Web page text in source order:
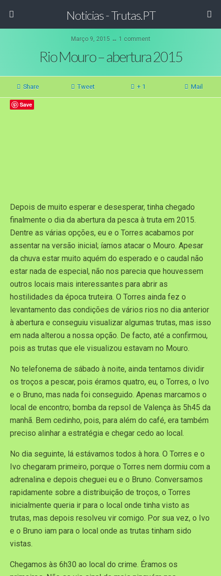
Noticias - Trutas.PT
Março 9, 2015 ↔ 1 comment
Rio Mouro – abertura 2015
Share Tweet + 1 Mail
Save
Depois de muito esperar e desesperar, tinha chegado
finalmente o dia da abertura da pesca à truta em 2015.
Dentre as várias opções, eu e o Torres acabamos por
assentar na versão inicial; íamos atacar o Mouro. Apesar
da chuva estar muito aquém do esperado e o caudal não
estar nada de especial, não nos parecia que houvessem
outros locais mais interessantes para abrir as
hostilidades da época truteira. O Torres ainda fez o
levantamento das condições de vários rios no dia anterior
à abertura e conseguiu visualizar algumas trutas, mas isso
em nada alterou a nossa opção. De facto, até a confirmou,
pois as trutas que ele visualizou estavam no Mouro.
No telefonema de sábado à noite, ainda tentamos dividir
os troços a pescar, pois éramos quatro, eu, o Torres, o Ivo
e o Bruno, mas nada foi conseguido. Apenas marcamos o
local de encontro; bomba da repsol de Valença às 5h45 da
manhã. Bem cedinho, pois, para além do café, era também
preciso alinhar a estratégia e chegar cedo ao local.
No dia seguinte, lá estávamos todos à hora. O Torres e o
Ivo chegaram primeiro, porque o Torres nem dormiu com a
adrenalina e depois cheguei eu e o Bruno. Conversamos
rapidamente sobre a distribuição de troços, o Torres
inicialmente queria ir para o local onde tinha visto as
trutas, mas depois resolveu vir comigo. Por sua vez, o Ivo
e o Bruno iam para o local onde as trutas tinham sido
vistas.
Chegamos às 6h30 ao local do crime. Éramos os